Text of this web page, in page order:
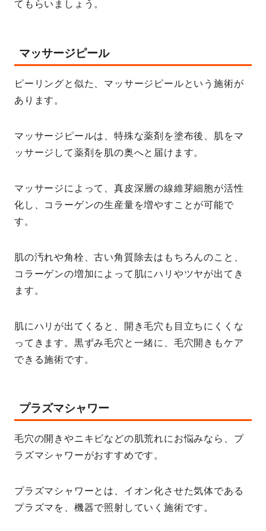
てもらいましょう。
マッサージピール
ピーリングと似た、マッサージピールという施術が
あります。
マッサージピールは、特殊な薬剤を塗布後、肌をマ
ッサージして薬剤を肌の奥へと届けます。
マッサージによって、真皮深層の線維芽細胞が活性
化し、コラーゲンの生産量を増やすことが可能で
す。
肌の汚れや角栓、古い角質除去はもちろんのこと、
コラーゲンの増加によって肌にハリやツヤが出てき
ます。
肌にハリが出てくると、開き毛穴も目立ちにくくな
ってきます。黒ずみ毛穴と一緒に、毛穴開きもケア
できる施術です。
プラズマシャワー
毛穴の開きやニキビなどの肌荒れにお悩みなら、プ
ラズマシャワーがおすすめです。
プラズマシャワーとは、イオン化させた気体である
プラズマを、機器で照射していく施術です。